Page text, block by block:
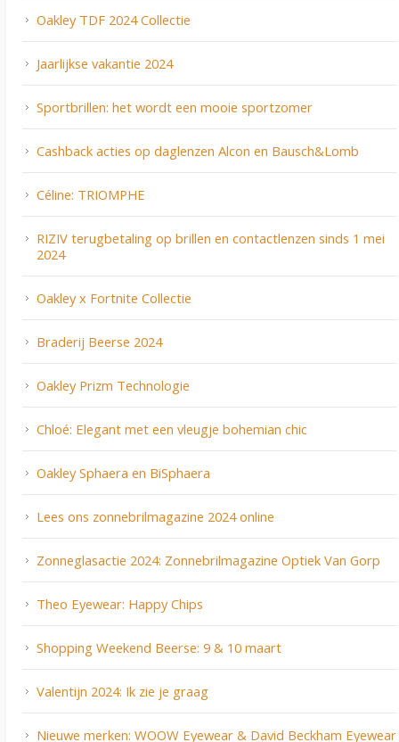
Oakley TDF 2024 Collectie
Jaarlijkse vakantie 2024
Sportbrillen: het wordt een mooie sportzomer
Cashback acties op daglenzen Alcon en Bausch&Lomb
Céline: TRIOMPHE
RIZIV terugbetaling op brillen en contactlenzen sinds 1 mei
2024
Oakley x Fortnite Collectie
Braderij Beerse 2024
Oakley Prizm Technologie
Chloé: Elegant met een vleugje bohemian chic
Oakley Sphaera en BiSphaera
Lees ons zonnebrilmagazine 2024 online
Zonneglasactie 2024: Zonnebrilmagazine Optiek Van Gorp
Theo Eyewear: Happy Chips
Shopping Weekend Beerse: 9 & 10 maart
Valentijn 2024: Ik zie je graag
Nieuwe merken: WOOW Eyewear & David Beckham Eyewear